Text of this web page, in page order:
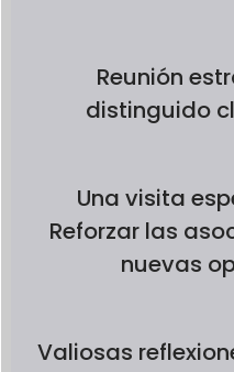
Reunión
distinguido
Una visita
Reforzar las
nuevas
Valiosas